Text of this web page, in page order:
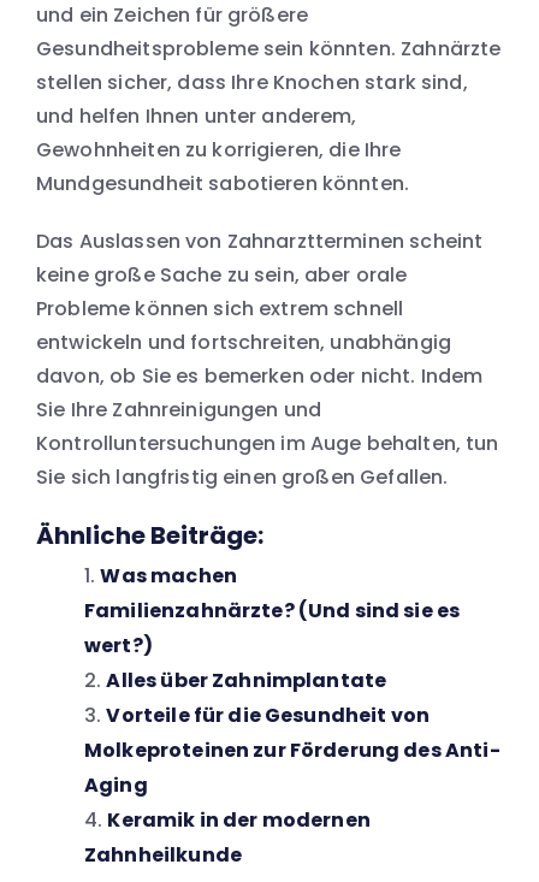
und ein Zeichen für größere
Gesundheitsprobleme sein könnten. Zahnärzte
stellen sicher, dass Ihre Knochen stark sind,
und helfen Ihnen unter anderem,
Gewohnheiten zu korrigieren, die Ihre
Mundgesundheit sabotieren könnten.
Das Auslassen von Zahnarztterminen scheint
keine große Sache zu sein, aber orale
Probleme können sich extrem schnell
entwickeln und fortschreiten, unabhängig
davon, ob Sie es bemerken oder nicht. Indem
Sie Ihre Zahnreinigungen und
Kontrolluntersuchungen im Auge behalten, tun
Sie sich langfristig einen großen Gefallen.
Ähnliche Beiträge:
Was machen
Familienzahnärzte? (Und sind sie es
wert?)
Alles über Zahnimplantate
Vorteile für die Gesundheit von
Molkeproteinen zur Förderung des Anti-
Aging
Keramik in der modernen
Zahnheilkunde